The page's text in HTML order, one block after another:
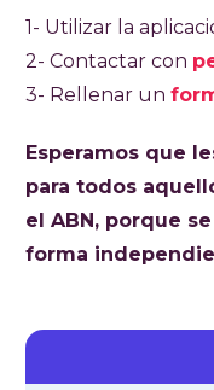
1- Utilizar la
2- Contactar con
3- Rellenar un
Esperamos que
para todos
el ABN, porque
forma